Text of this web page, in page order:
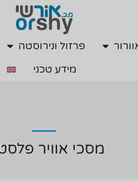
פרזול ונירוסטה
מידע טכני
פרזול ונירוסטה
מידע טכני
מסכי אוויר